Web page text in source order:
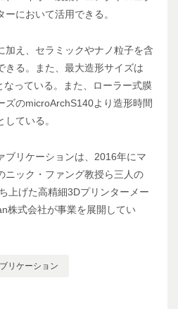
において活用できる。
加え、セラミックやナノ粒子を含
きる。また、最大造形サイズは
っている。また、ローラー式膜
ズのmicroArchS140より造形時間
ている。
ブリケーションは、2016年にマ
ニック・ファング教授ら三人の
上げた高精細3Dプリンターメー
株式会社が事業を展開してい
リケーション